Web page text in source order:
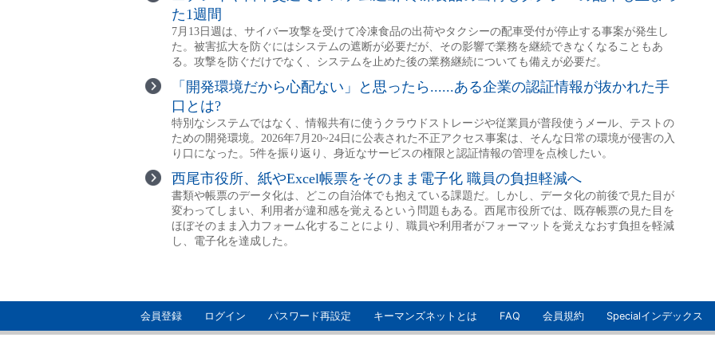
会員登録 ログイン パスワード再設定 キーマンズネットとは FAQ 会員規約 Specialインデックス